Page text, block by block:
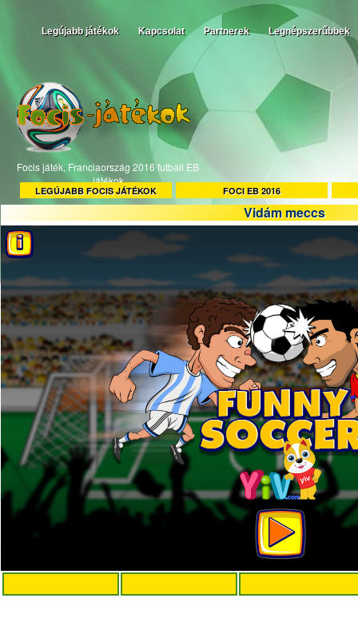
Legújabb játékok Kapcsolat Partnerek Legnépszerűbbek
Focis játék, Franciaország 2016 futball EB
játékok
LEGÚJABB FOCIS JÁTÉKOK FOCI EB 2016
Vidám meccs